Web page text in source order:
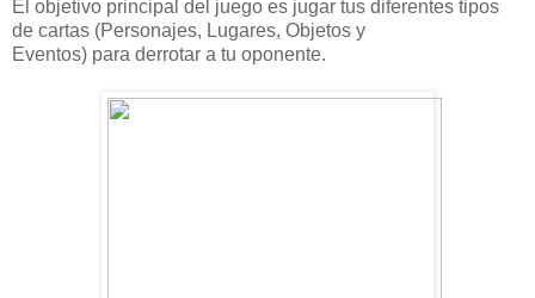
El objetivo principal del juego es jugar tus diferentes tipos
de cartas (Personajes, Lugares, Objetos y
Eventos) para derrotar a tu oponente.